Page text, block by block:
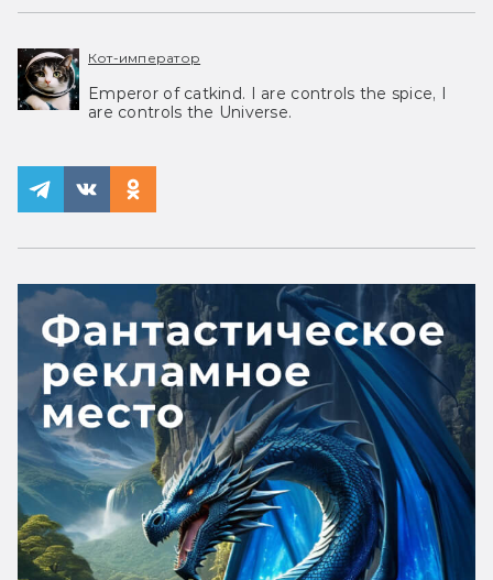
Кот-император
Emperor of catkind. I are controls the spice, I
are controls the Universe.